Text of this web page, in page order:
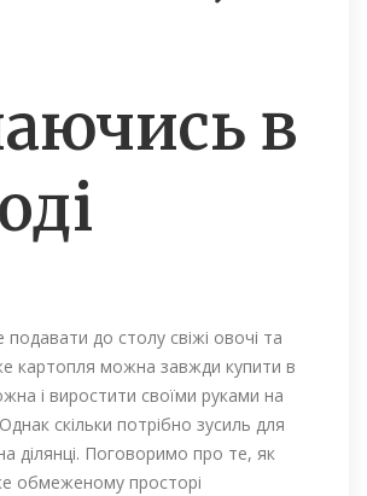
в
до столу свіжі овочі та
картопля можна завжди купити в
і виростити своїми руками на
Однак скільки потрібно зусиль для
ділянці. Поговоримо про те, як
обмеженому просторі